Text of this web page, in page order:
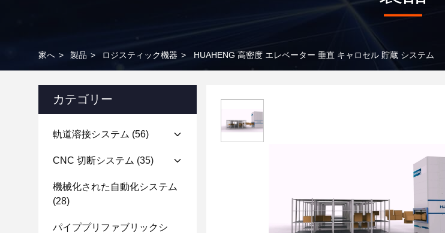
家へ > 製品 > ロジスティック機器 > HUAHENG 高密度 エレベーター 垂直 キャロセル 貯蔵 システム
カテゴリー
軌道溶接システム (56)
CNC 切断システム (35)
機械化された自動化システム
(28)
パイププリファブリックシ